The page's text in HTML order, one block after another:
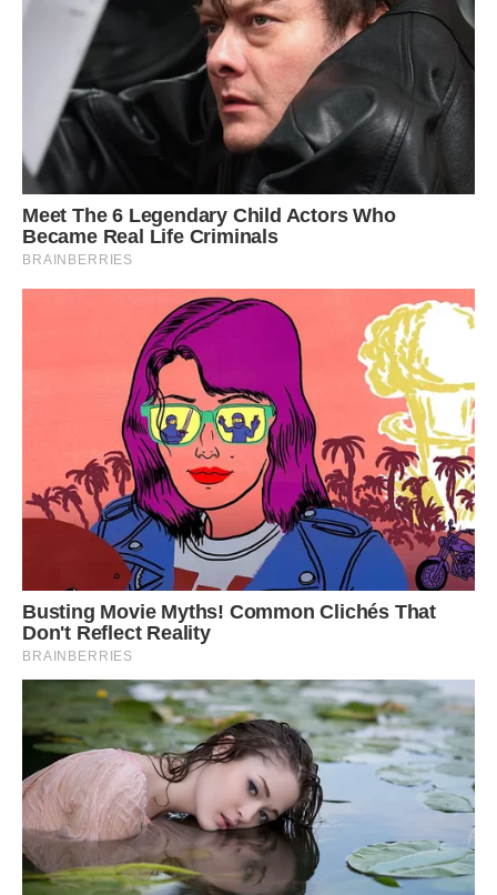
хліб. Сподіваюсь, тобі пройде до мого приходу. Цьомаю.
Твоя кохана”.
Передрук без посилання на ibilingua.com – заборонений!
Фото – freepik
Сподобалась стаття? Поділіться з друзями на Facebook